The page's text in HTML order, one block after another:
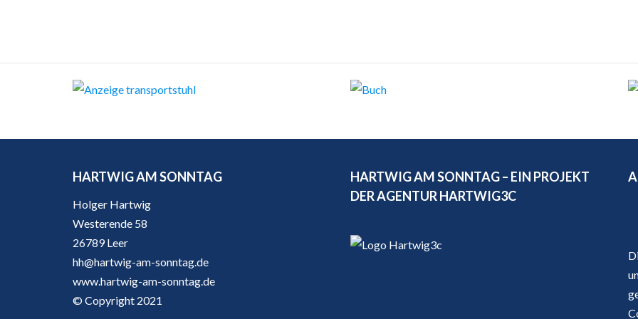
HARTWIG AM SONNTAG
Holger Hartwig
Westerende 58
26789 Leer
hh@hartwig-am-sonntag.de
www.hartwig-am-sonntag.de
© Copyright 2021
HARTWIG AM SONNTAG – EIN PROJEKT
DER AGENTUR HARTWIG3C